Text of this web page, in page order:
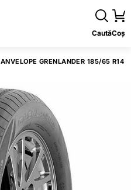
CautăCoș
ANVELOPE GRENLANDER 185/65 R14